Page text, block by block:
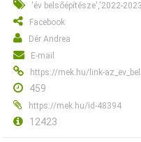
'év belsőépítésze','2022-
Facebook
Dér Andrea
E-mail
https://mek.hu/link-
459
https://mek.hu/id-48394
12423